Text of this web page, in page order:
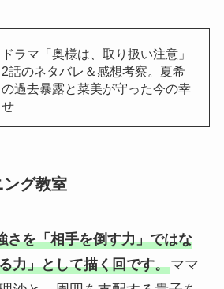
ドラマ「奥様は、取り扱い注意」
2話のネタバレ＆感想考察。夏希
の過去暴露と菜美が守った今の幸
せ
グ教室
さを「相手を倒す力」ではな
力」として描く回です。ママ